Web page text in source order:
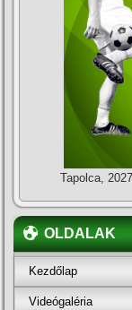
Tapolca,
OLDALAK
Kezdőlap
Videógaléria